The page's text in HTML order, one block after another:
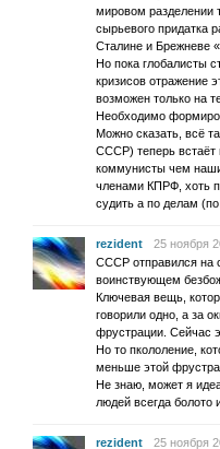
мировом разделении
сырьевого придатка
Сталине и Брежневе
Но пока глобалисты
кризисов отражение
возможен только на
Необходимо
Можно сказать, всё
СССР) теперь
коммунисты чем наши
членами КПРФ, хоть
судить а по делам
rezident
25 ноября
СССР отправился на
воинствующем
Ключевая вещь,
говорили одно, а за
фрустрации. Сейчас
Но то пкололение,
меньше этой
Не знаю, может я
людей всегда болото
rezident
25 ноября